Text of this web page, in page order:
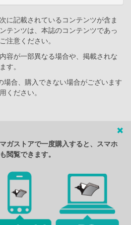
に記載されているコンテンツが含ま
テンツは、本誌のコンテンツであっ
注意ください。
容が一部異なる場合や、掲載されな
す。
合、購入できない場合がございます
ください。
ガストアで一度購入すると、スマホ
閲覧できます。